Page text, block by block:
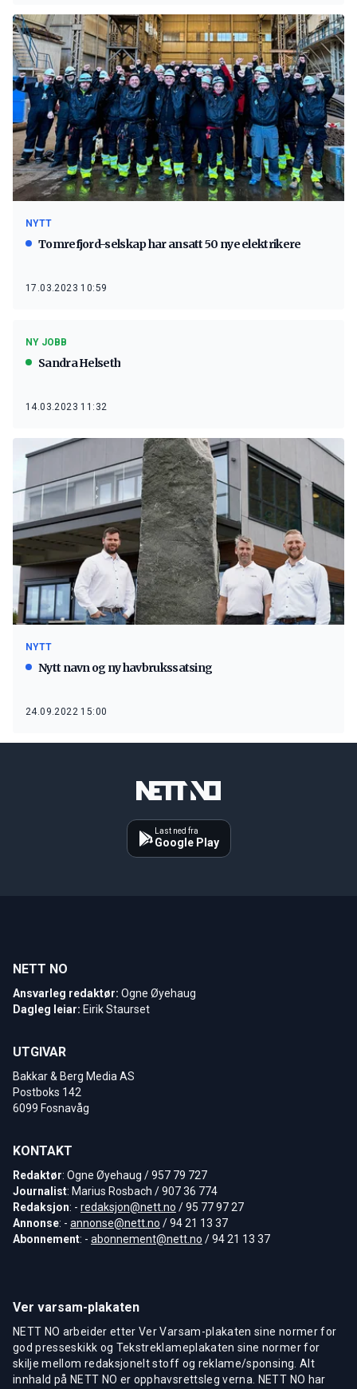
NYTT
Tomrefjord-selskap har ansatt 50 nye elektrikere
17.03.2023 10:59
NY JOBB
Sandra Helseth
14.03.2023 11:32
NYTT
Nytt navn og ny havbrukssatsing
24.09.2022 15:00
Last ned fra
Google Play
NETT NO
Ansvarleg redaktør: Ogne Øyehaug
Dagleg leiar: Eirik Staurset
UTGIVAR
Bakkar & Berg Media AS
Postboks 142
6099 Fosnavåg
KONTAKT
Redaktør: Ogne Øyehaug / 957 79 727
Journalist: Marius Rosbach / 907 36 774
Redaksjon: - redaksjon@nett.no / 95 77 97 27
Annonse: - annonse@nett.no / 94 21 13 37
Abonnement: - abonnement@nett.no / 94 21 13 37
Ver varsam-plakaten
NETT NO arbeider etter Ver Varsam-plakaten sine normer for
god presseskikk og Tekstreklameplakaten sine normer for
skilje mellom redaksjonelt stoff og reklame/sponsing. Alt
innhald på NETT NO er opphavsrettsleg verna. NETT NO har